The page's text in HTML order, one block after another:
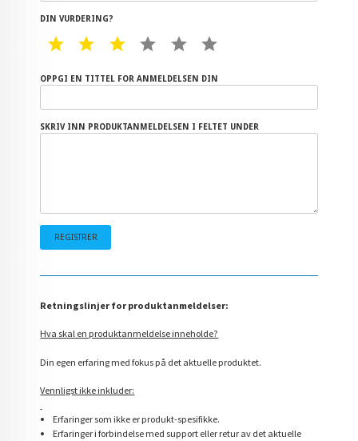
DIN VURDERING?
1 STAR2 STAR3 STAR4 STAR5 STAR
OPPGI EN TITTEL FOR ANMELDELSEN DIN
SKRIV INN PRODUKTANMELDELSEN I FELTET UNDER
Retningslinjer for produktanmeldelser:
Hva skal en produktanmeldelse inneholde?
Din egen erfaring med fokus på det aktuelle produktet.
Vennligst ikke inkluder:
Erfaringer som ikke er produkt-spesifikke.
Erfaringer i forbindelse med support eller retur av det aktuelle